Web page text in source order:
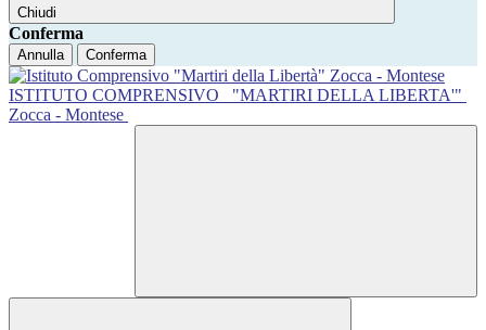
Chiudi
Conferma
Annulla Conferma
ISTITUTO COMPRENSIVO
"MARTIRI DELLA LIBERTA'"
Zocca - Montese